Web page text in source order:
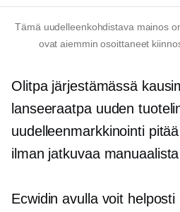
Tämä uudelleenkohdistava mainos
ovat aiemmin osoittaneet
Olitpa järjestämässä
lanseeraatpa uuden
uudelleenmarkkinointi
ilman jatkuvaa
Ecwidin avulla voit helposti